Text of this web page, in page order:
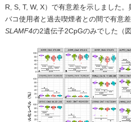
R, S, T, W, X）で有意差を示しました
バコ使用者と過去喫煙者との間で有意差
SLAMF4の2遺伝子2CpGのみでした（図